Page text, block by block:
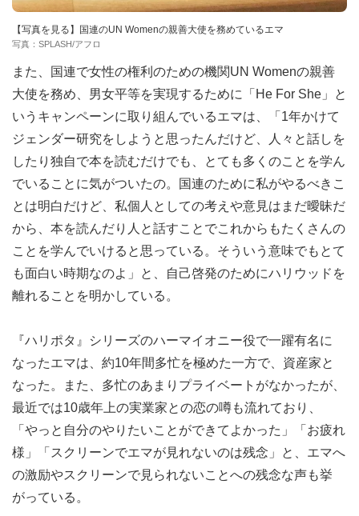
【写真を見る】国連のUN Womenの親善大使を務めているエマ
写真：SPLASH/アフロ
また、国連で女性の権利のための機関UN Womenの親善
大使を務め、男女平等を実現するために「He For She」と
いうキャンペーンに取り組んでいるエマは、「1年かけて
ジェンダー研究をしようと思ったんだけど、人々と話しを
したり独自で本を読むだけでも、とても多くのことを学ん
でいることに気がついたの。国連のために私がやるべきこ
とは明白だけど、私個人としての考えや意見はまだ曖昧だ
から、本を読んだり人と話すことでこれからもたくさんの
ことを学んでいけると思っている。そういう意味でもとて
も面白い時期なのよ」と、自己啓発のためにハリウッドを
離れることを明かしている。
『ハリポタ』シリーズのハーマイオニー役で一躍有名に
なったエマは、約10年間多忙を極めた一方で、資産家と
なった。また、多忙のあまりプライベートがなかったが、
最近では10歳年上の実業家との恋の噂も流れており、
「やっと自分のやりたいことができてよかった」「お疲れ
様」「スクリーンでエマが見れないのは残念」と、エマへ
の激励やスクリーンで見られないことへの残念な声も挙
がっている。